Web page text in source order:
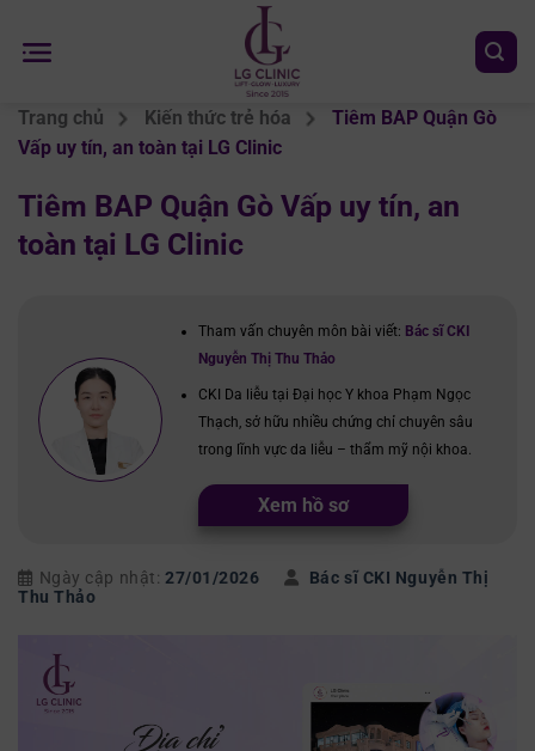
đến
Trang chủ Kiến thức trẻ hóa
Tiêm BAP Quận Gò
Vấp uy tín, an toàn tại LG Clinic
Tiêm BAP Quận Gò Vấp uy tín, an
toàn tại LG Clinic
Tham vấn chuyên môn bài viết: Bác sĩ CKI
Nguyễn Thị Thu Thảo
CKI Da liễu tại Đại học Y khoa Phạm Ngọc
Thạch, sở hữu nhiều chứng chỉ chuyên sâu
trong lĩnh vực da liễu – thẩm mỹ nội khoa.
Xem hồ sơ
Ngày cập nhật: 27/01/2026
Bác sĩ CKI Nguyễn Thị
Thu Thảo